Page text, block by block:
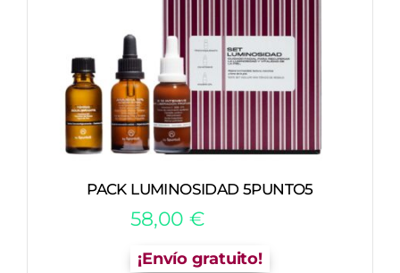
PACK LUMINOSIDAD 5PUNTO5
58,00 €
¡Envío gratuito!